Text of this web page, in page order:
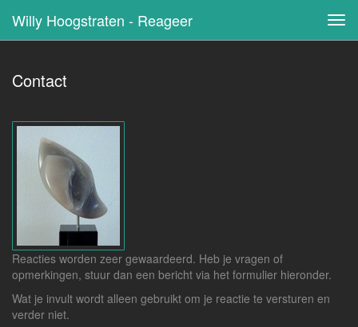
Willy Hoogstraten - Reageer
Contact
Reacties worden zeer gewaardeerd. Heb je vragen of
opmerkingen, stuur dan een bericht via het formulier hieronder.
Wat je invult wordt alleen gebruikt om je reactie te versturen en
verder niet.